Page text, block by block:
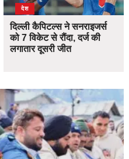
देश
दिल्ली कैपिटल्स ने सनराइजर्स
को 7 विकेट से रौंदा, दर्ज की
लगातार दूसरी जीत